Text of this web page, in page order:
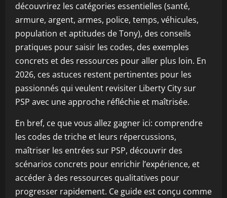
découvrirez les catégories essentielles (santé,
armure, argent, armes, police, temps, véhicules,
population et aptitudes de Tony), des conseils
pratiques pour saisir les codes, des exemples
concrets et des ressources pour aller plus loin. En
2026, ces astuces restent pertinentes pour les
passionnés qui veulent revisiter Liberty City sur
PSP avec une approche réfléchie et maîtrisée.
En bref, ce que vous allez gagner ici: comprendre
les codes de triche et leurs répercussions,
maîtriser les entrées sur PSP, découvrir des
scénarios concrets pour enrichir l’expérience, et
accéder à des ressources qualitatives pour
progresser rapidement. Ce guide est conçu comme